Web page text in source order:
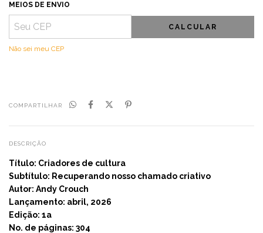
MEIOS DE ENVIO
CALCULAR
Não sei meu CEP
COMPARTILHAR
DESCRIÇÃO
Título: Criadores de cultura
Subtítulo: Recuperando nosso chamado criativo
Autor: Andy Crouch
Lançamento: abril, 2026
Edição: 1a
No. de páginas: 304